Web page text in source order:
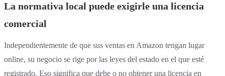
La normativa local puede exigirle una licencia
comercial
Independientemente de que sus ventas en Amazon tengan lugar
online, su negocio se rige por las leyes del estado en el que esté
registrado. Eso significa que debe o no obtener una licencia en